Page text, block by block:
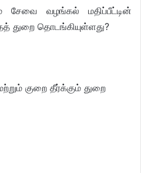
வழங்கல் மதிப்பீட்டின்
துறை தொடங்கியுள்ளது?
குறை தீர்க்கும் துறை